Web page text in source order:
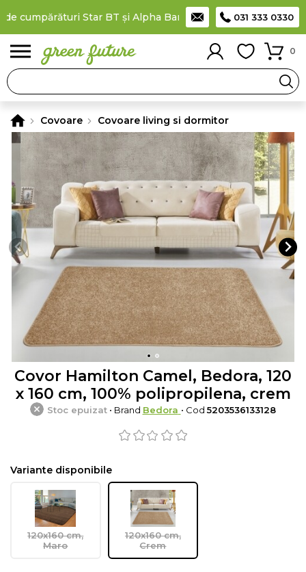
cumpărături Star BT și Alpha Bank Plătești în rateprin
031 333 0330
0
Covoare Covoare living si dormitor
Covor Hamilton Camel, Bedora, 120
x 160 cm, 100% polipropilena, crem
Stoc epuizat• Brand Bedora • Cod5203536133128
Variante disponibile
120x160 cm,
Maro
120x160 cm,
Crem